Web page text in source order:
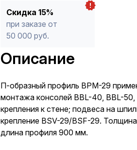
Скидка 15%
при заказе от
50 000 руб.
Описание
П-образный профиль BPM-29
монтажа консолей BBL-40, BBL-
крепления к стене; подвеса на
крепление BSV-29/BSF-29.
длина профиля 900 мм.